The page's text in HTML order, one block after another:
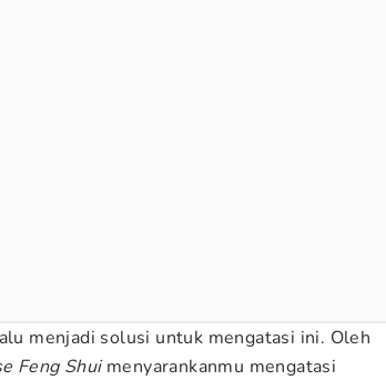
menjadi solusi untuk mengatasi ini. Oleh
Feng Shuimenyarankanmu mengatasi